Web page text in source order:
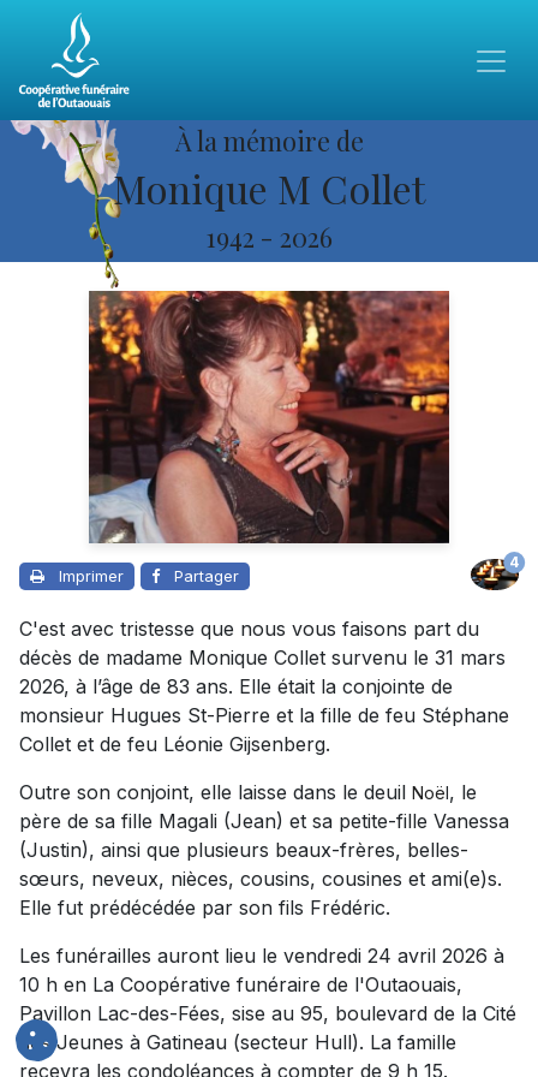
À la mémoire de
Monique M Collet
1942 - 2026
Imprimer Partager
4
C'est avec tristesse que nous vous faisons part du
décès de madame Monique Collet survenu le 31 mars
2026, à l’âge de 83 ans. Elle était la conjointe de
monsieur Hugues St-Pierre et la fille de feu Stéphane
Collet et de feu Léonie Gijsenberg.
Outre son conjoint, elle laisse dans le deuil Noël, le
père de sa fille Magali (Jean) et sa petite-fille Vanessa
(Justin), ainsi que plusieurs beaux-frères, belles-
sœurs, neveux, nièces, cousins, cousines et ami(e)s.
Elle fut prédécédée par son fils Frédéric.
Les funérailles auront lieu le vendredi 24 avril 2026 à
10 h en La Coopérative funéraire de l'Outaouais,
Pavillon Lac-des-Fées, sise au 95, boulevard de la Cité
des Jeunes à Gatineau (secteur Hull). La famille
recevra les condoléances à compter de 9 h 15.